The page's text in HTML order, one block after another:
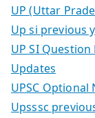
UP (Uttar
Up si previous
UP SI Question
Updates
UPSC Optional
Upsssc